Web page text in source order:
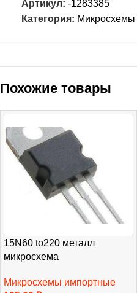
Артикул: -1283385
Категория:
Похожие товары
15N60 to220 металл
микросхема
Микросхемы импортные